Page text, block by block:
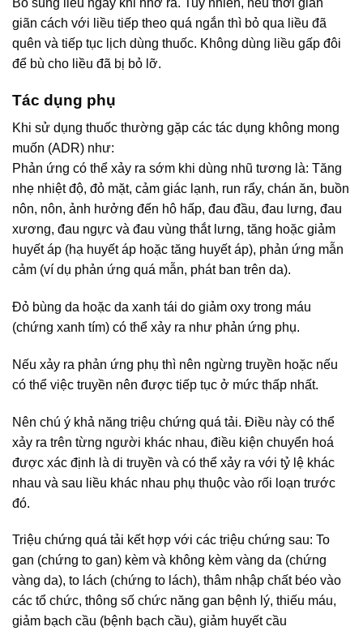
Bổ sung liều ngay khi nhớ ra. Tuy nhiên, nếu thời gian
giãn cách với liều tiếp theo quá ngắn thì bỏ qua liều đã
quên và tiếp tục lịch dùng thuốc. Không dùng liều gấp đôi
để bù cho liều đã bị bỏ lỡ.
Tác dụng phụ
Khi sử dụng thuốc thường gặp các tác dụng không mong
muốn (ADR) như:
Phản ứng có thể xảy ra sớm khi dùng nhũ tương là: Tăng
nhẹ nhiệt độ, đỏ mặt, cảm giác lạnh, run rẩy, chán ăn, buồn
nôn, nôn, ảnh hưởng đến hô hấp, đau đầu, đau lưng, đau
xương, đau ngực và đau vùng thắt lưng, tăng hoặc giảm
huyết áp (hạ huyết áp hoặc tăng huyết áp), phản ứng mẫn
cảm (ví dụ phản ứng quá mẫn, phát ban trên da).
Đỏ bùng da hoặc da xanh tái do giảm oxy trong máu
(chứng xanh tím) có thể xảy ra như phản ứng phụ.
Nếu xảy ra phản ứng phụ thì nên ngừng truyền hoặc nếu
có thể việc truyền nên được tiếp tục ở mức thấp nhất.
Nên chú ý khả năng triệu chứng quá tải. Điều này có thể
xảy ra trên từng người khác nhau, điều kiện chuyển hoá
được xác định là di truyền và có thể xảy ra với tỷ lệ khác
nhau và sau liều khác nhau phụ thuộc vào rối loạn trước
đó.
Triệu chứng quá tải kết hợp với các triệu chứng sau: To
gan (chứng to gan) kèm và không kèm vàng da (chứng
vàng da), to lách (chứng to lách), thâm nhập chất béo vào
các tổ chức, thông số chức năng gan bệnh lý, thiếu máu,
giảm bạch cầu (bệnh bạch cầu), giảm huyết cầu